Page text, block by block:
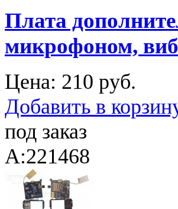
Плата
микрофоном,
Цена: 210 руб.
Добавить в
под заказ
A:221468